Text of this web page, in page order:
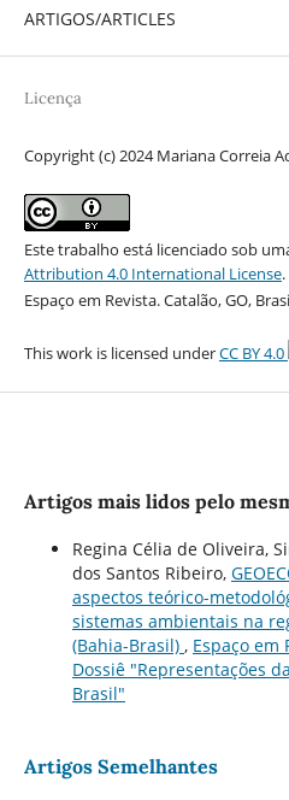
ARTIGOS/ARTICLES
Licença
Copyright (c) 2024 Mariana Correia
Este trabalho está licenciado sob
Attribution 4.0 International License.
Espaço em Revista. Catalão, GO,
This work is licensed underCC BY 4.0
Artigos mais lidos pelo
Regina Célia de Oliveira,
dos Santos Ribeiro,
aspectos teórico-
sistemas ambientais na
(Bahia-Brasil) , Espaço em
Dossiê "Representações
Brasil"
Artigos Semelhantes